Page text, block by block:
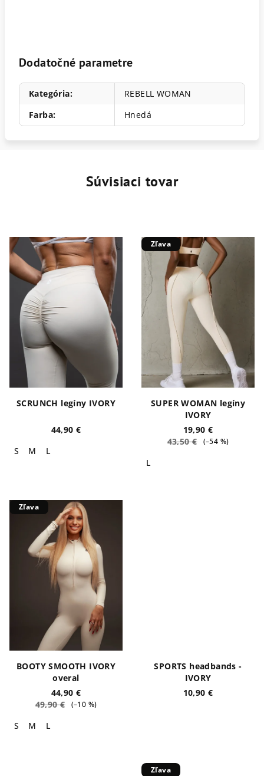
Dodatočné parametre
Kategória:
REBELL WOMAN
Farba: Hnedá
Súvisiaci tovar
SCRUNCH legíny IVORY
44,90 €
S
M L
Zľava
SUPER WOMAN legíny
IVORY
19,90 €
43,50 €
(–54 %)
L
Zľava
BOOTY SMOOTH IVORY
overal
44,90 €
49,90 €
(–10 %)
S M L
SPORTS headbands -
IVORY
10,90 €
Zľava